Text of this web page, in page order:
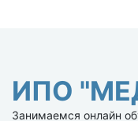
ИПО
Занимаемся онлайн